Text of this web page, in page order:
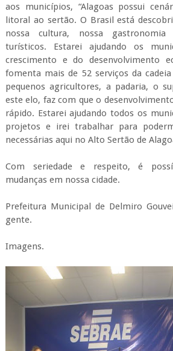
aos municípios, “Alagoas possui
litoral ao sertão. O Brasil está
nossa cultura, nossa
turísticos. Estarei ajudando os
crescimento e do desenvolvimento
fomenta mais de 52 serviços da
pequenos agricultores, a padaria, o
este elo, faz com que o
rápido. Estarei ajudando todos os
projetos e irei trabalhar para
necessárias aqui no Alto Sertão de
Com seriedade e respeito, é
mudanças em nossa cidade.
Prefeitura Municipal de Delmiro
gente.
Imagens.